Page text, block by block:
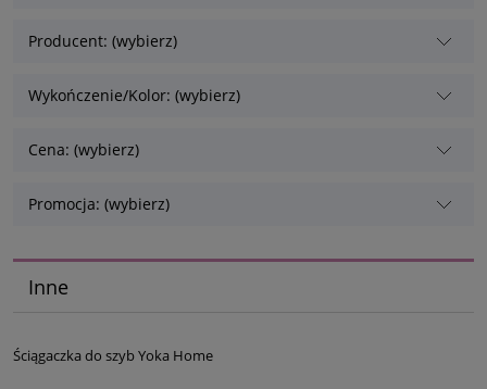
Producent: (wybierz)
Wykończenie/Kolor: (wybierz)
Cena: (wybierz)
Promocja: (wybierz)
Inne
Ściągaczka do szyb Yoka Home